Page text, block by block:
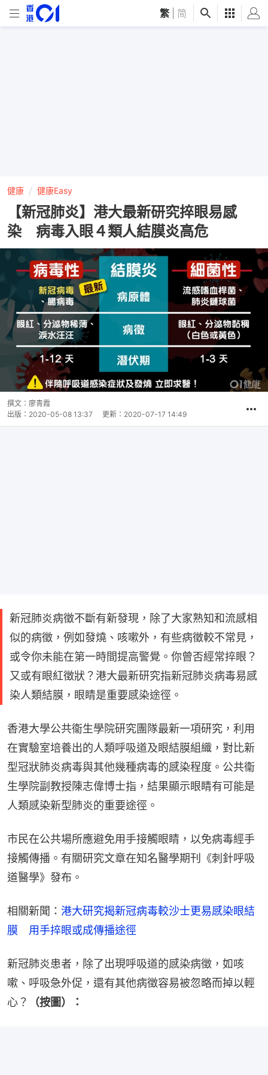
繁 简
健康 健康Easy
【新冠肺炎】港大最新研究捽眼易感
染 病毒入眼４類人結膜炎高危
撰文： 廖青霞
出版： 2020-05-08 13:37 更新： 2020-07-17 14:49
新冠肺炎病徵不斷有新發現，除了大家熟知和流感相
似的病徵，例如發燒、咳嗽外，有些病徵較不常見，
或令你未能在第一時間提高警覺。你曾否經常捽眼？
又或有眼紅徵狀？港大最新研究指新冠肺炎病毒易感
染人類結膜，眼睛是重要感染途徑。
香港大學公共衞生學院研究團隊最新一項研究，利用
在實驗室培養出的人類呼吸道及眼結膜組織，對比新
型冠狀肺炎病毒與其他幾種病毒的感染程度。公共衞
生學院副教授陳志偉博士指，結果顯示眼睛有可能是
人類感染新型肺炎的重要途徑。
市民在公共場所應避免用手接觸眼睛，以免病毒經手
接觸傳播。有關研究文章在知名醫學期刊《刺針呼吸
道醫學》發布。
相關新聞： 港大研究揭新冠病毒較沙士更易感染眼結
膜　用手捽眼或成傳播途徑
新冠肺炎患者，除了出現呼吸道的感染病徵，如咳
嗽、呼吸急外促，還有其他病徵容易被忽略而掉以輕
心？
（按圖）：